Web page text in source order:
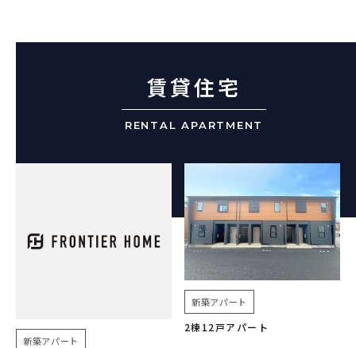
賃貸住宅
RENTAL APARTMENT
新築アパート
新築アパート
2棟12戸アパート